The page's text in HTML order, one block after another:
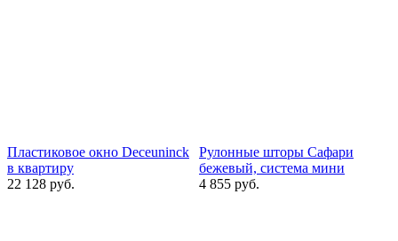
Пластиковое окно Deceuninck
в квартиру
22 128 руб.
Рулонные шторы Сафари
бежевый, система мини
4 855 руб.